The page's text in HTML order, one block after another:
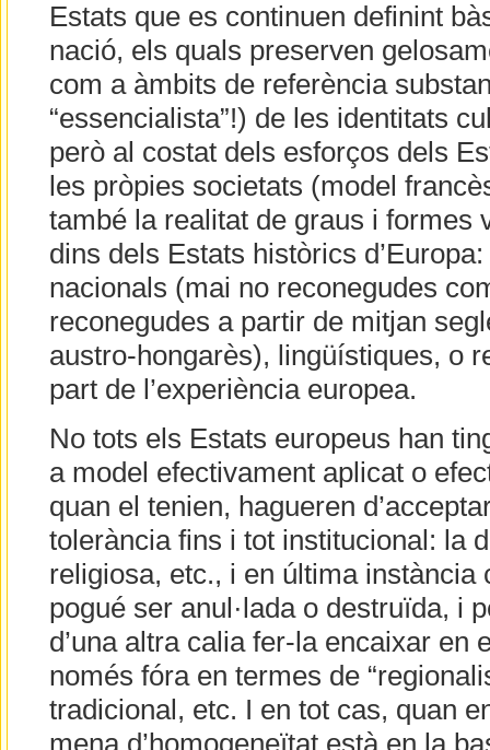
Estats que es continuen definint
nació, els quals preserven
com a àmbits de referència
“essencialista”!) de les identitats
però al costat dels esforços dels
les pròpies societats (model
també la realitat de graus i formes
dins dels Estats històrics
nacionals (mai no reconegudes
reconegudes a partir de mitjan
austro-hongarès), lingüístiques, o
part de l’experiència europea.
No tots els Estats europeus han
a model efectivament aplicat o
quan el tenien, hagueren
tolerància fins i tot institucional: la
religiosa, etc., i en última instància
pogué ser anul·lada o destruïda, i
d’una altra calia fer-la encaixar en
només fóra en termes de
tradicional, etc. I en tot cas, quan
mena d’homogeneïtat està en la